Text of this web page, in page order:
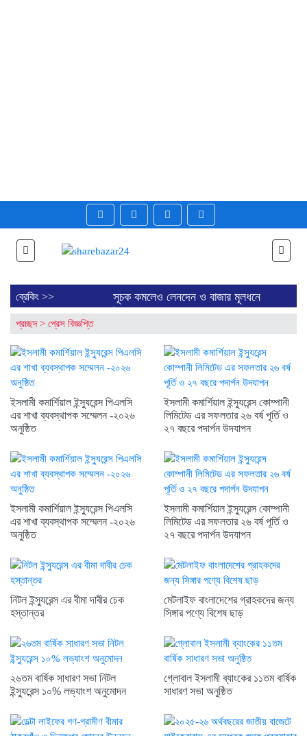
ব্রেকিং >> সূচক কমলেও লেনদেন ও বাজার মূলধনে
উত্থান
সাপ্তাহিক লেনদেনের শীর্ষ ১০
কোম্পানির তালিকা প্রকাশ
ডিএসইতে সপ্তাহজুড়ে দরপতনের শীর্ষ
সাপ্তাহিক দর বৃদ্ধির শীর্ষ ১০
কোম্পানির তালিকা প্রকাশ
আস্থা সংকটে আর্থিক প্রতিষ্ঠান খাত,
ব্লক মার্কেটে ৪০ কোম্পানির শেয়ার
লেনদেন
ডিএসইতে লেনদেনের শীর্ষ ১০
কোম্পানির তালিকা প্রকাশ
ডিএসইতে দর হ্রাস পাওয়া শীর্ষ ১০
কোম্পানির তালিকা প্রকাশ
কোম্পানির তালিকা প্রকাশ
প্রচ্ছদ> প্রেস বিজ্ঞপ্তি
ইসলামী কমার্শিয়াল ইন্স্যুরেন্স পিএলসি
এর শাখা ব্যবস্থাপক সম্মেলন -২০২৬
অনুষ্ঠিত
ইসলামী কমার্শিয়াল ইন্স্যুরেন্স কোম্পানী
লিমিটেড এর সফলতার ২৬ বর্ষ পূর্তি ও
২৭ বছরে পদার্পন উদযাপন
ইসলামী কমার্শিয়াল ইন্স্যুরেন্স পিএলসি
এর শাখা ব্যবস্থাপক সম্মেলন -২০২৬
অনুষ্ঠিত
ইসলামী কমার্শিয়াল ইন্স্যুরেন্স কোম্পানী
লিমিটেড এর সফলতার ২৬ বর্ষ পূর্তি ও
২৭ বছরে পদার্পন উদযাপন
নিটল ইন্স্যুরেন্স এর বীমা দাবীর চেক
হস্তান্তর
মেটলাইফ বাংলাদেশের গ্রাহকদের জন্য
সিঙ্গার পণ্যে বিশেষ ছাড়
২৬তম বার্ষিক সাধারণ সভা নিটল
ইন্স্যুরেন্স ১০% লভ্যাংশ অনুমোদন
গ্লোবাল ইসলামী ব্যাংকের ১১তম বার্ষিক
সাধারণ সভা অনুষ্ঠিত